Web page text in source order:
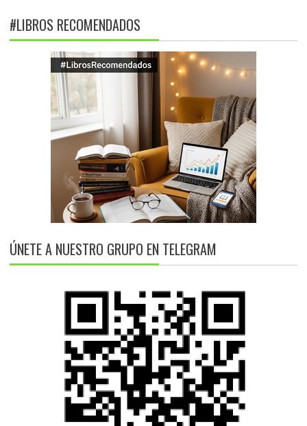
#LIBROS RECOMENDADOS
ÚNETE A NUESTRO GRUPO EN TELEGRAM